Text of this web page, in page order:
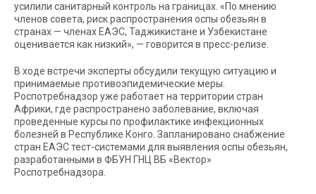
усилили санитарный контроль на границах. «По мнению
членов совета, риск распространения оспы обезьян в
странах — членах ЕАЭС, Таджикистане и Узбекистане
оценивается как низкий», — говорится в пресс-релизе.
В ходе встречи эксперты обсудили текущую ситуацию и
принимаемые противоэпидемические меры.
Роспотребнадзор уже работает на территории стран
Африки, где распространено заболевание, включая
проведенные курсы по профилактике инфекционных
болезней в Республике Конго. Запланировано снабжение
стран ЕАЭС тест-системами для выявления оспы обезьян,
разработанными в ФБУН ГНЦ ВБ «Вектор»
Роспотребнадзора.